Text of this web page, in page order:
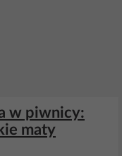
w piwnicy:
maty